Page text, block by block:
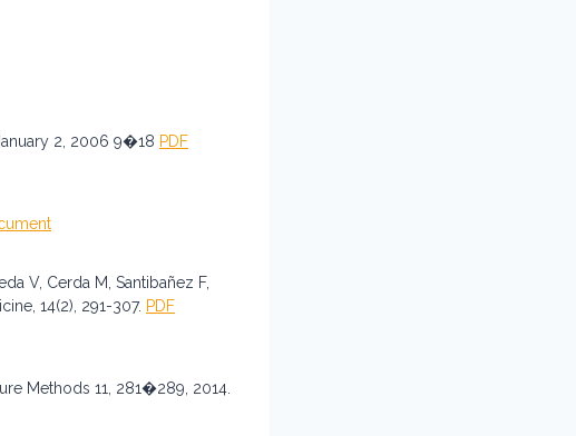
2, 2006 9�18 PDF
V, Cerda M, Santibañez F,
14(2), 291-307. PDF
Methods 11, 281�289, 2014.